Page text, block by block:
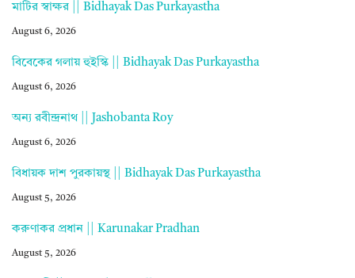
মাটির স্বাক্ষর || Bidhayak Das Purkayastha
August 6, 2026
বিবেকের গলায় হুইস্কি || Bidhayak Das Purkayastha
August 6, 2026
অন্য রবীন্দ্রনাথ || Jashobanta Roy
August 6, 2026
বিধায়ক দাশ পুরকায়স্থ || Bidhayak Das Purkayastha
August 5, 2026
করুণাকর প্রধান || Karunakar Pradhan
August 5, 2026